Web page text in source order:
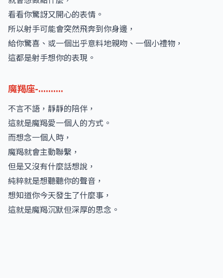
看看你驚訝又開心的表情。
所以射手可能會突然飛奔到你身邊，
給你驚喜、或一個出乎意料地親吻、一個小禮物，
這都是射手想你的表現。
魔羯座-..........
不言不語，靜靜的陪伴，
這就是魔羯愛一個人的方式。
而想念一個人時，
魔羯就會主動聯繫，
但是又沒有什麼話想說，
純粹就是想聽聽你的聲音，
想知道你今天發生了什麼事，
這就是魔羯沉默但深厚的思念。